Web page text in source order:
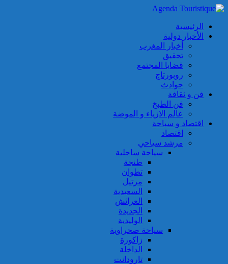
الرئيسية
الأخبار دولية
أخبار المغرب
تحقيق
قضايا المجتمع
روبورتاج
حوادث
فن و ثقافة
فن الطبخ
عالم الازياء و الموضة
اقتصاد و سياحة
اقتصاد
مرشد سياحي
سياحة ساحلية
طنجة
تطوان
مرتيل
السعيدية
العرائش
الجديدة
الوليدية
سياحة صحراوية
زاكورة
الداخلة
تارودانت